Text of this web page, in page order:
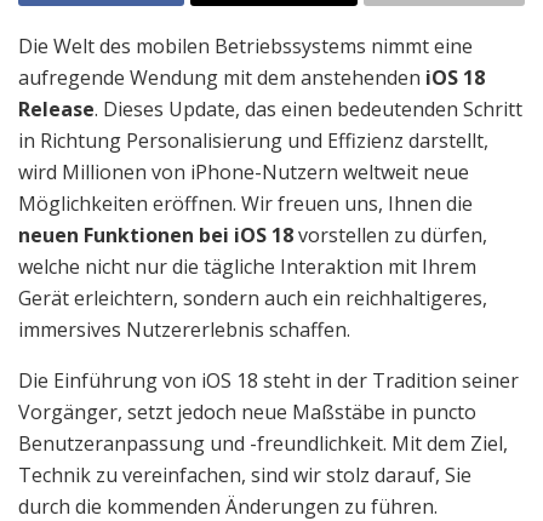
Die Welt des mobilen Betriebssystems nimmt eine
aufregende Wendung mit dem anstehenden iOS 18
Release. Dieses Update, das einen bedeutenden Schritt
in Richtung Personalisierung und Effizienz darstellt,
wird Millionen von iPhone-Nutzern weltweit neue
Möglichkeiten eröffnen. Wir freuen uns, Ihnen die
neuen Funktionen bei iOS 18vorstellen zu dürfen,
welche nicht nur die tägliche Interaktion mit Ihrem
Gerät erleichtern, sondern auch ein reichhaltigeres,
immersives Nutzererlebnis schaffen.
Die Einführung von iOS 18 steht in der Tradition seiner
Vorgänger, setzt jedoch neue Maßstäbe in puncto
Benutzeranpassung und -freundlichkeit. Mit dem Ziel,
Technik zu vereinfachen, sind wir stolz darauf, Sie
durch die kommenden Änderungen zu führen.